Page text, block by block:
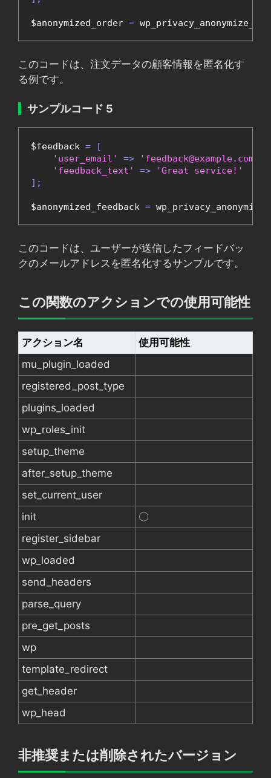
$anonymized_order =
このコードは、注文データの顧客情報を匿名化す
る例です。
サンプルコード 5
$feedback =
[
'user_email'
=> 'feedback@example.com'
'feedback_text'
=>
'Great service!'
];
$anonymized_feedback =
このコードは、ユーザーが送信したフィードバッ
クのメールアドレスを匿名化するサンプルです。
この関数のアクションでの使用可能性
アクション名
使用可能性
mu_plugin_loaded
registered_post_type
plugins_loaded
wp_roles_init
setup_theme
after_setup_theme
set_current_user
init
〇
register_sidebar
wp_loaded
send_headers
parse_query
pre_get_posts
wp
template_redirect
get_header
wp_head
非推奨または削除されたバージョン